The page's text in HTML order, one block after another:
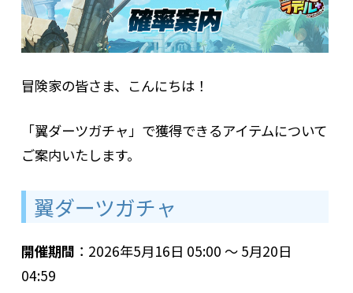
SYSTEM
FAQ
冒険家の皆さま、こんにちは！
「翼ダーツガチャ」で獲得できるアイテムについて
ご案内いたします。
翼ダーツガチャ
開催期間 ：2026年5月16日 05:00 ～ 5月20日
04:59